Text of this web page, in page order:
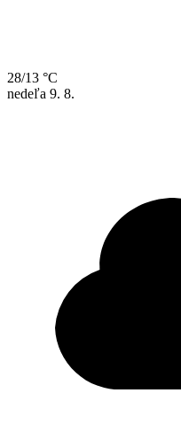
28/13 °C
nedeľa 9. 8.